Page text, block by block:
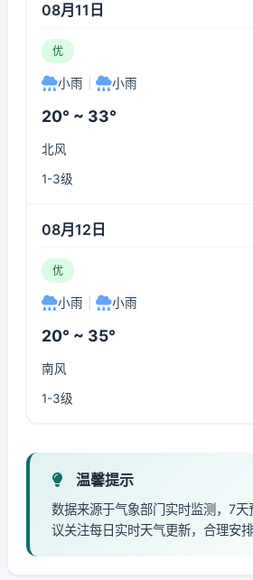
08月11日
优
小雨 小雨
20° ~ 33°
北风
1-3级
08月12日
优
小雨 小雨
20° ~ 35°
南风
1-3级
温馨提示
数据来源于气象部门实时监测，7
议关注每日实时天气更新，合理安排